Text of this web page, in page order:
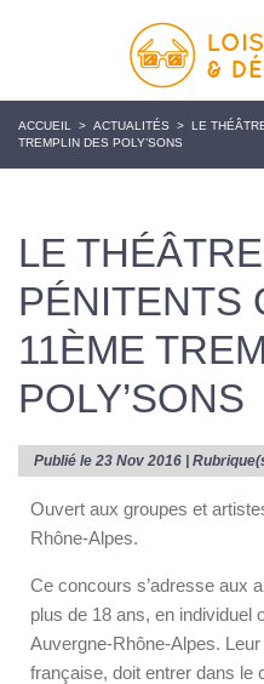
ACCUEIL > ACTUALITÉS > LE
TREMPLIN DES POLY’SONS
LE
PÉNITENTS
11ÈME
POLY’SONS
Publié le 23 Nov 2016 |
Ouvert aux groupes et
Rhône-Alpes.
Ce concours s’adresse aux
plus de 18 ans, en individuel
Auvergne-Rhône-Alpes.
française, doit entrer dans le